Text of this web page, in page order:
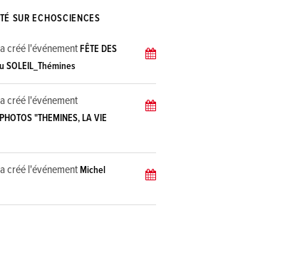
SUR ECHOSCIENCES
créé l'événementFÊTE DES
SOLEIL_Thémines
créé l'événement
"THEMINES, LA VIE
créé l'événementMichel